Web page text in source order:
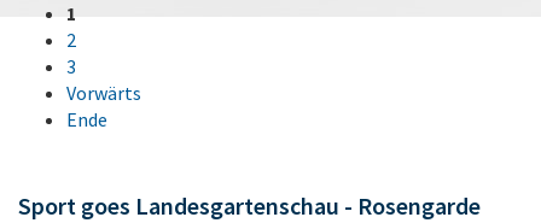
1
2
3
Vorwärts
Ende
Sport goes Landesgartenschau - Rosengarde